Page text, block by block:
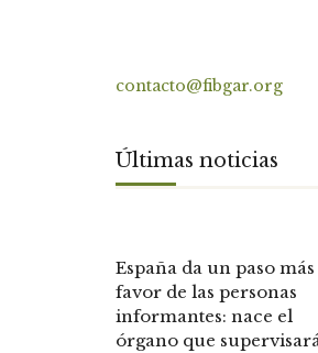
contacto@fibgar.org
Últimas noticias
España da un paso más
favor de las personas
informantes: nace el
órgano que